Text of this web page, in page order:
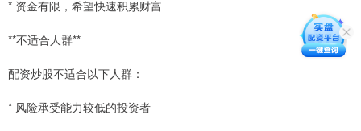
* 资金有限，希望快速积累财富
**不适合人群**
配资炒股不适合以下人群：
* 风险承受能力较低的投资者